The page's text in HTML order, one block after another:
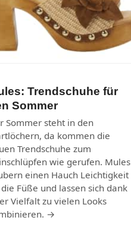
Trendschuhe für
Sommer
Sommer steht in den
da kommen die
Trendschuhe zum
wie gerufen. Mules
einen Hauch Leichtigkeit
Füße und lassen sich dank
Vielfalt zu vielen Looks
→